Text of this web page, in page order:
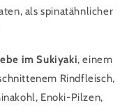
als spinatähnlicher
im Sukiyaki, einem
Rindfleisch,
Enoki-Pilzen,